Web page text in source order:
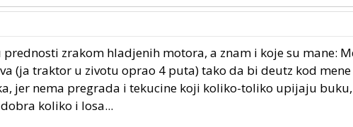
prednosti zrakom hladjenih motora, a znam i koje su mane:
(ja traktor u zivotu oprao 4 puta) tako da bi deutz kod
jer nema pregrada i tekucine koji koliko-toliko upijaju
koliko i losa...